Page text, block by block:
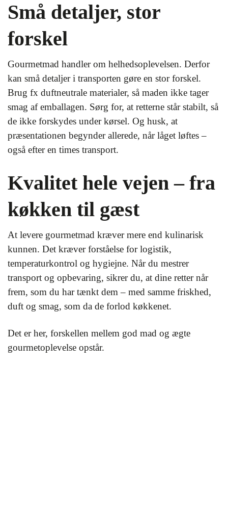
Små detaljer, stor
forskel
Gourmetmad handler om helhedsoplevelsen. Derfor
kan små detaljer i transporten gøre en stor forskel.
Brug fx duftneutrale materialer, så maden ikke tager
smag af emballagen. Sørg for, at retterne står stabilt, så
de ikke forskydes under kørsel. Og husk, at
præsentationen begynder allerede, når låget løftes –
også efter en times transport.
Kvalitet hele vejen – fra
køkken til gæst
At levere gourmetmad kræver mere end kulinarisk
kunnen. Det kræver forståelse for logistik,
temperaturkontrol og hygiejne. Når du mestrer
transport og opbevaring, sikrer du, at dine retter når
frem, som du har tænkt dem – med samme friskhed,
duft og smag, som da de forlod køkkenet.
Det er her, forskellen mellem god mad og ægte
gourmetoplevelse opstår.